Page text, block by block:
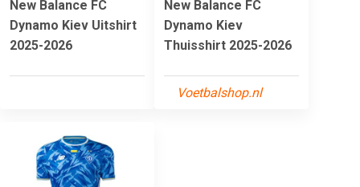
New Balance FC
Dynamo Kiev Uitshirt
2025-2026
New Balance FC
Dynamo Kiev
Thuisshirt 2025-2026
Voetbalshop.nl